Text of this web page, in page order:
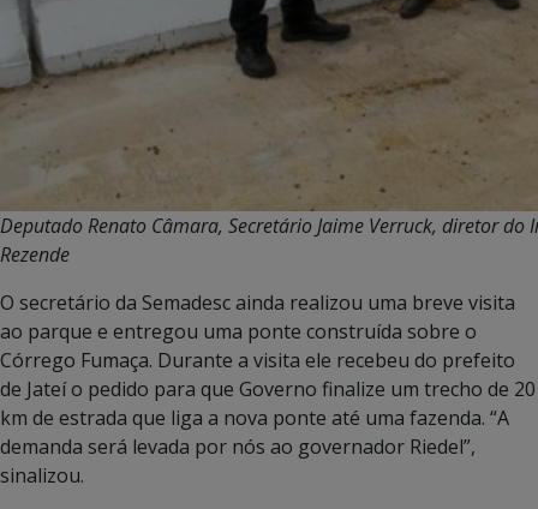
Deputado Renato Câmara, Secretário Jaime Verruck, diretor
Rezende
O secretário da Semadesc ainda realizou uma breve visita
ao parque e entregou uma ponte construída sobre o
Córrego Fumaça. Durante a visita ele recebeu do prefeito
de Jateí o pedido para que Governo finalize um trecho de 20
km de estrada que liga a nova ponte até uma fazenda. “A
demanda será levada por nós ao governador Riedel”,
sinalizou.